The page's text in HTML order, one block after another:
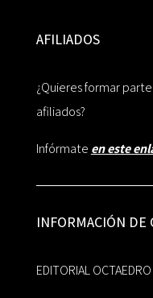
AFILIADOS
¿Quieres formar
afiliados?
Infórmate en este
INFORMACIÓN DE
EDITORIAL